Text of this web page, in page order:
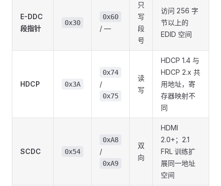
E-DDC
段指针
0x30
0x60
/ —
只
写
段
号
访问 256 字
节以上的
EDID 空间
HDCP 0x3A
0x74
/
0x75
读
写
HDCP 1.4 与
HDCP 2.x 共
用地址，寄
存器映射不
同
SCDC 0x54
0xA8
/
0xA9
双
向
HDMI
2.0+；2.1
FRL 训练扩
展同一地址
空间